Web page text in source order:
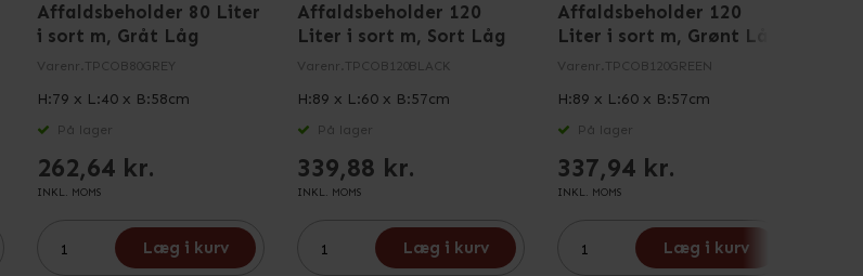
Affaldsbeholder 80 Liter
i sort m, Gråt Låg
Varenr. TPCOB80GREY
H:79 x L:40 x B:58cm
På lager
262,64 kr.
INKL. MOMS
Læg i kurv
Affaldsbeholder 120
Liter i sort m, Sort Låg
Varenr. TPCOB120BLACK
H:89 x L:60 x B:57cm
På lager
339,88 kr.
INKL. MOMS
Læg i kurv
Affaldsbeholder 120
Liter i sort m, Grønt Låg
Varenr. TPCOB120GREEN
H:89 x L:60 x B:57cm
På lager
337,94 kr.
INKL. MOMS
Læg i kurv